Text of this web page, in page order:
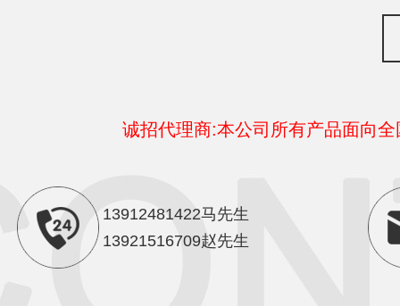
诚招代理商:本公司所有产品面向
13912481422马先生
13921516709赵先生